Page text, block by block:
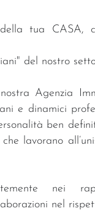
tua CASA,
del nostro
Agenzia
e dinamici
ben
lavorano
nei
nel